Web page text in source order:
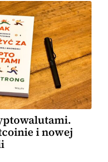
i nowej